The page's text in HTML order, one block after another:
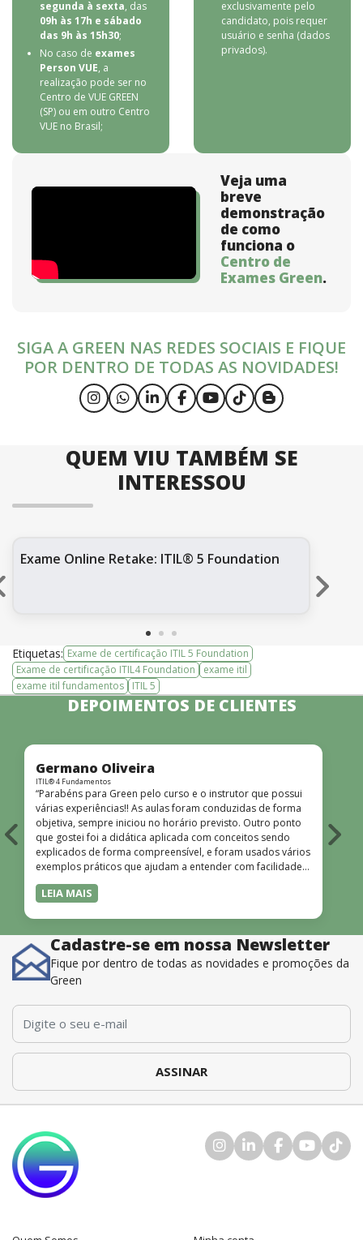
segunda à sexta, das
09h às 17h e sábado
das 9h às 15h30;
No caso de exames
Person VUE, a
realização pode ser no
Centro de VUE GREEN
(SP) ou em outro Centro
VUE no Brasil;
exclusivamente pelo
candidato, pois requer
usuário e senha (dados
privados).
Veja uma
breve
demonstração
de como
funciona o
Centro de
Exames Green.
SIGA A GREEN NAS REDES SOCIAIS E FIQUE
POR DENTRO DE TODAS AS NOVIDADES!
QUEM VIU TAMBÉM SE
INTERESSOU
Exame Online Retake: ITIL® 5 Foundation
Etiquetas: Exame de certificação ITIL 5 Foundation
Exame de certificação ITIL4 Foundation
exame itil
exame itil fundamentos
ITIL 5
DEPOIMENTOS DE CLIENTES
Germano Oliveira
ITIL® 4 Fundamentos
“Parabéns para Green pelo curso e o instrutor que possui
várias experiências!! As aulas foram conduzidas de forma
objetiva, sempre iniciou no horário previsto. Outro ponto
que gostei foi a didática aplicada com conceitos sendo
explicados de forma compreensível, e foram usados vários
exemplos práticos que ajudam a entender com facilidade.
Irei recomendar para meus contatos e acredito que irei
pesquisar outro curso na plataforma da Green para
LEIA MAIS
Cadastre-se em nossa Newsletter
Fique por dentro de todas as novidades e promoções da
Green
E-mail